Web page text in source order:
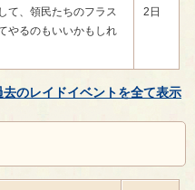
て、領民たちのフラス
やるのもいいかもしれ
2日
のレイドイベントを全て表示